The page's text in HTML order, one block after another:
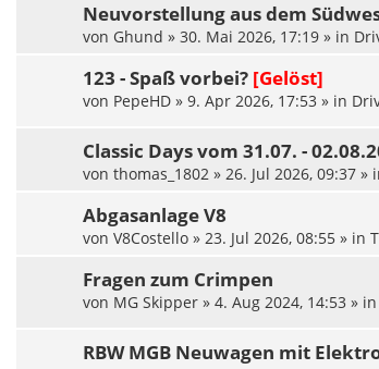
Neuvorstellung aus dem
von Ghund » 30. Mai 2026, 17:19 » in
123 - Spaß vorbei? [Gelöst]
von PepeHD » 9. Apr 2026, 17:53 » in
Classic Days vom 31.07. -
von thomas_1802 » 26. Jul 2026, 09:37 »
Abgasanlage V8
von V8Costello » 23. Jul 2026, 08:55 » in
Fragen zum Crimpen
von MG Skipper » 4. Aug 2024, 14:53 » in
RBW MGB Neuwagen mit